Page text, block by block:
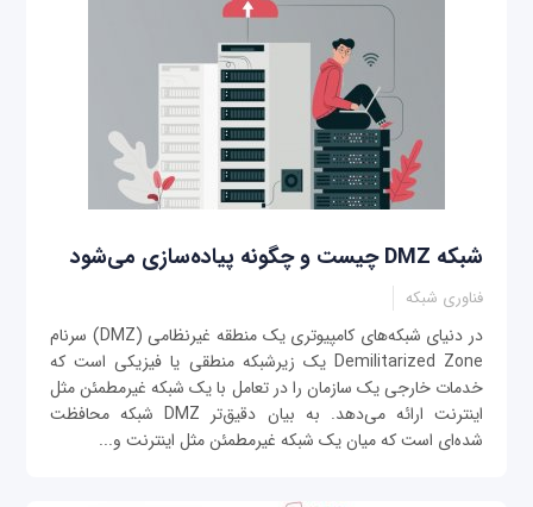
شبکه‌ DMZ چیست و چگونه پیاده‌سازی می‌شود
فناوری شبکه
در دنیای شبکه‌های کامپیوتری یک منطقه غیر‌نظامی (DMZ) سرنام
Demilitarized Zone یک زیرشبکه منطقی یا فیزیکی است که
خدمات خارجی یک سازمان را در تعامل با یک شبکه غیر‌مطمئن مثل
اینترنت ارائه می‌دهد. به بیان دقیق‌تر DMZ شبکه محافظت
شده‌ای است که میان یک شبکه غیر‌مطمئن مثل اینترنت و...